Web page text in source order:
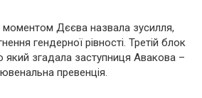
Дєєва назвала зусилля,
гендерної рівності. Третій блок
який згадала заступниця Авакова –
превенція.